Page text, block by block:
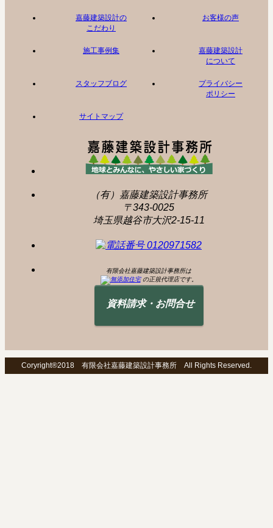
嘉藤建築設計の
こだわり
お客様の声
施工事例集
嘉藤建築設計
について
スタッフブログ
プライバシー
ポリシー
サイトマップ
（有）嘉藤建築設計事務所
〒343-0025
埼玉県越谷市大沢2-15-11
有限会社嘉藤建築設計事務所は
の正規代理店です。
資料請求・お問合せ
Coryright®2018 有限会社嘉藤建築設計事務所 All Rights Reserved.